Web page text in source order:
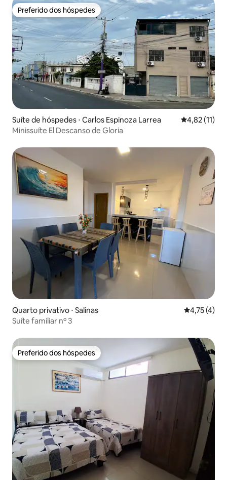
Preferido dos hóspedes
Preferido dos hóspedes
Suíte de hóspedes ⋅ Carlos Espinoza Larrea 4,82 de uma
4,82 (11)
Minissuíte El Descanso de Gloria
Quarto privativo ⋅ Salinas 4,75 de
4,75 (4)
Suíte familiar nº 3
Preferido dos hóspedes
Preferido dos hóspedes